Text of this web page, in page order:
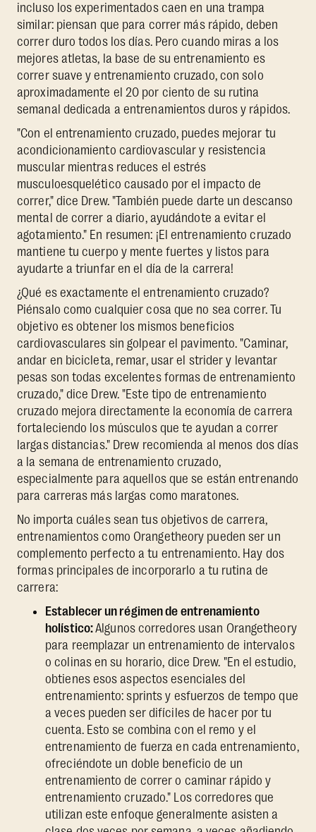
incluso los experimentados caen en una trampa
similar: piensan que para correr más rápido, deben
correr duro todos los días. Pero cuando miras a los
mejores atletas, la base de su entrenamiento es
correr suave y entrenamiento cruzado, con solo
aproximadamente el 20 por ciento de su rutina
semanal dedicada a entrenamientos duros y rápidos.
"Con el entrenamiento cruzado, puedes mejorar tu
acondicionamiento cardiovascular y resistencia
muscular mientras reduces el estrés
musculoesquelético causado por el impacto de
correr," dice Drew. "También puede darte un descanso
mental de correr a diario, ayudándote a evitar el
agotamiento." En resumen: ¡El entrenamiento cruzado
mantiene tu cuerpo y mente fuertes y listos para
ayudarte a triunfar en el día de la carrera!
¿Qué es exactamente el entrenamiento cruzado?
Piénsalo como cualquier cosa que no sea correr. Tu
objetivo es obtener los mismos beneficios
cardiovasculares sin golpear el pavimento. "Caminar,
andar en bicicleta, remar, usar el strider y levantar
pesas son todas excelentes formas de entrenamiento
cruzado," dice Drew. "Este tipo de entrenamiento
cruzado mejora directamente la economía de carrera
fortaleciendo los músculos que te ayudan a correr
largas distancias." Drew recomienda al menos dos días
a la semana de entrenamiento cruzado,
especialmente para aquellos que se están entrenando
para carreras más largas como maratones.
No importa cuáles sean tus objetivos de carrera,
entrenamientos como Orangetheory pueden ser un
complemento perfecto a tu entrenamiento. Hay dos
formas principales de incorporarlo a tu rutina de
carrera:
Establecer un régimen de entrenamiento
holístico:Algunos corredores usan Orangetheory
para reemplazar un entrenamiento de intervalos
o colinas en su horario, dice Drew. "En el estudio,
obtienes esos aspectos esenciales del
entrenamiento: sprints y esfuerzos de tempo que
a veces pueden ser difíciles de hacer por tu
cuenta. Esto se combina con el remo y el
entrenamiento de fuerza en cada entrenamiento,
ofreciéndote un doble beneficio de un
entrenamiento de correr o caminar rápido y
entrenamiento cruzado." Los corredores que
utilizan este enfoque generalmente asisten a